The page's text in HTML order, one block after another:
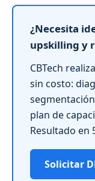
¿Necesita
upskilling y
CBTech
sin costo:
plan de
Resultado en
Solicitar